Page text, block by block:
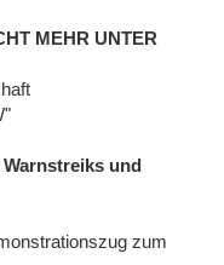
MEHR UNTER
und
zum